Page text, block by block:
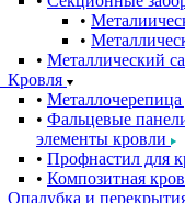
Металлический
Кровля
Металлочерепица
Фальцевые
элементы кровли
Профнастил для
Композитная
Опалубка и